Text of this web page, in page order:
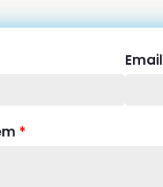
Email
*